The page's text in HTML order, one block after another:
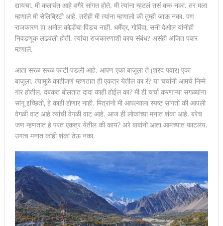
द्यायचा. मी कलावंत आहे वगैरे सांगत होते. मी त्यांना म्हटलं तसं करु नका. तर मला
म्हणाले मी सेलिब्रिटी आहे. तरीही मी त्यांना म्हणालो की तुम्ही जाऊ नका. पण
राजकारण हा अमोल कोल्हेंचा पिंडच नाही. धर्मेंद्र, गोविंदा, सनी देओल यांनीही
निवडणूक लढवली होती. त्यांचा राजकारणाशी काय संबंध? असंही अजित पवार
म्हणाले.
आता सरळ सरळ फाटी पडली आहे. आपण एका बाजूला ते (शरद पवार) एका
बाजूला. त्यामुळे काहीजणं म्हणतात ही एकत्र येतील का रं? या चर्चांनी आमचे निम्मे
गार होतील. दबकत बोलतात दादा काही होईल का? मी ही चर्चा करणाऱ्या सगळ्यांना
सांगू इच्छितो, हे काही होणार नाही. मित्रांनो मी आपल्याला स्पष्ट सांगतो की आपली
वेगळी वाट आहे त्यांची वेगळी वाट आहे. आज ही लोकांच्या मनात शंका आहे. बरेच
जण म्हणतात हे परत एकत्र येतील की काय? अरे बाबांनो आता आमच्यात फाटलंय.
उगाच मनात काही शंका ठेऊ नका.